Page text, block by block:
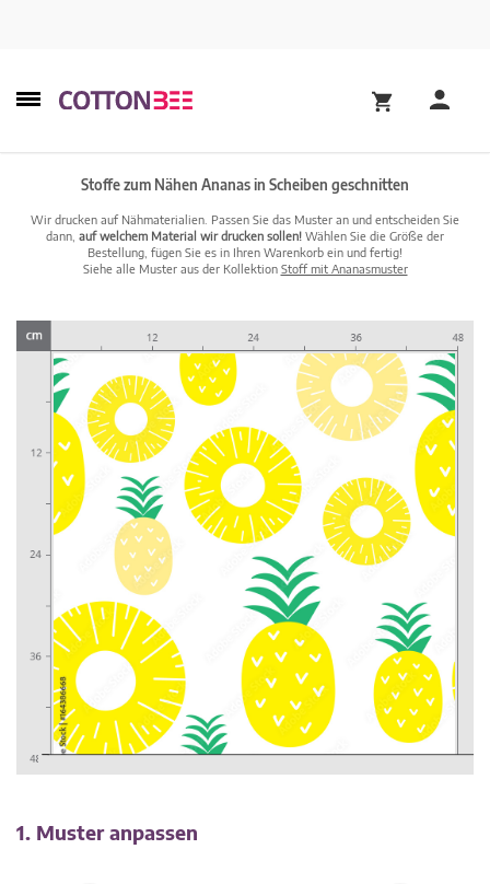
Stoffe zum Nähen Ananas in Scheiben geschnitten
Wir drucken auf Nähmaterialien. Passen Sie das Muster an und entscheiden Sie
dann, auf welchem Material wir drucken sollen! Wählen Sie die Größe der
Bestellung, fügen Sie es in Ihren Warenkorb ein und fertig!
Siehe alle Muster aus der Kollektion Stoff mit Ananasmuster
1. Muster anpassen